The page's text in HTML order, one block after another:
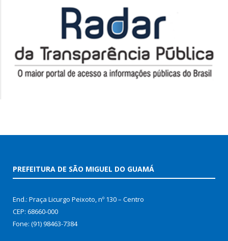
PREFEITURA DE SÃO MIGUEL DO GUAMÁ
End.: Praça Licurgo Peixoto, nº 130 – Centro
CEP: 68660-000
Fone: (91) 98463-7384